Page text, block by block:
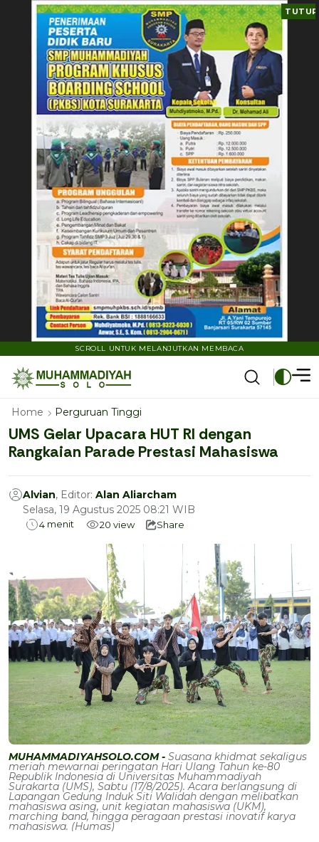
TUTUP
SCROLL UNTUK MELANJUTKAN MEMBACA
Home Perguruan Tinggi
UMS Gelar Upacara HUT RI dengan
Rangkaian Parade Prestasi Mahasiswa
Alvian, Editor: Alan Aliarcham
Selasa, 19 Agustus 2025 08:21 WIB
4 menit 20 view Share
MUHAMMADIYAHSOLO.COM - Suasana khidmat sekaligus
meriah mewarnai peringatan Hari Ulang Tahun ke-80
Republik Indonesia di Universitas Muhammadiyah
Surakarta (UMS), Sabtu (17/8/2025). Acara berlangsung di
Lapangan Gedung Induk Siti Walidah dengan melibatkan
mahasiswa asing, unit kegiatan mahasiswa (UKM),
marching band, hingga peragaan prestasi inovatif karya
mahasiswa. (Humas)